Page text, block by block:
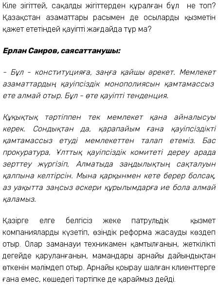
Кілең зіңгіттей, сақалды жігіттерден құралған бұл не топ?
Қазақстан азаматтары расымен де осылардың қызметін
қажет ететіндей қауіпті жағдайда тұр ма?
Ерлан Саиров, саясаттанушы:
- Бұл - конституцияға, заңға қайшы әрекет. Мемлекет
азаматтардың қауіпсіздік монополиясын қамтамассыз
ете алмай отыр. Бұл - өте қауіпті тенденция.
Құқықтық тәртіппен тек мемлекет қана айналысуы
керек. Сондықтан да, қарапайым ғана қауіпсіздікті
қамтамассыз етуді мемлекеттен талап етеміз. Бас
прокуратура, Ұлттық қауіпсіздік комитеті дереу арада
зерттеу жүргізіп, Алматыда заңдылықтың сақталуын
қалпына келтірсін. Мына қарқынмен кете берер болсақ,
аз уақытта заңсыз әскери құрылымдарға ие бола алмай
қаламыз.
Қазірге елге белгісіз жеке патрульдік қызмет
компанияларды күзетіп, өзіндік реформа жасауды көздеп
отыр. Олар заманауи техникамен қамтылғанын, жеткілікті
деңгейде қаруланғанын, мамандары арнайы дайындықтан
өткенін мәлімдеп отыр. Арнайы қоңырау шалған клиенттерге
ғана емес, көшедегі тәртіпке де қараймыз дейді.